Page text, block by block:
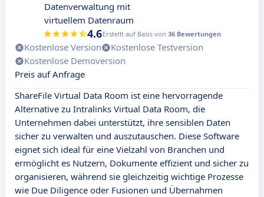
Datenverwaltung mit
virtuellem Datenraum
4.6Erstellt auf Basis von 36 Bewertungen
Kostenlose Version
Kostenlose Testversion
Kostenlose Demoversion
Preis auf Anfrage
ShareFile Virtual Data Room ist eine hervorragende
Alternative zu Intralinks Virtual Data Room, die
Unternehmen dabei unterstützt, ihre sensiblen Daten
sicher zu verwalten und auszutauschen. Diese Software
eignet sich ideal für eine Vielzahl von Branchen und
ermöglicht es Nutzern, Dokumente effizient und sicher zu
organisieren, während sie gleichzeitig wichtige Prozesse
wie Due Diligence oder Fusionen und Übernahmen